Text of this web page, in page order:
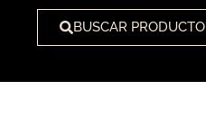
BUSCAR PRODUCTO